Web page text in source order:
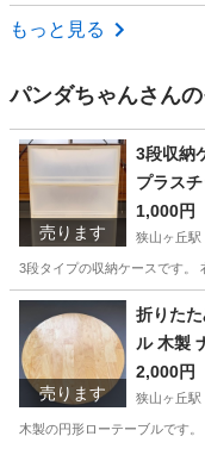
埼玉 さいたま市
もっと見る
パンダちゃんさん
売ります
3段収納
プラス
1,000円
狭山ヶ丘駅
3段タイプの収納ケースです。
埼玉 所沢市 狭山ヶ丘
売ります
折りた
ル 木製
2,000円
狭山ヶ丘駅
木製の円形ローテーブルです